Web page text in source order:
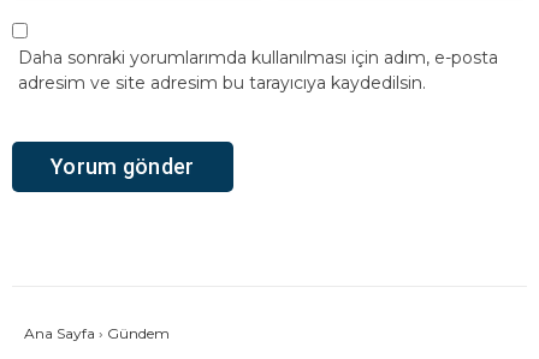
Daha sonraki yorumlarımda kullanılması için adım, e-posta
adresim ve site adresim bu tarayıcıya kaydedilsin.
Ana Sayfa › Gündem